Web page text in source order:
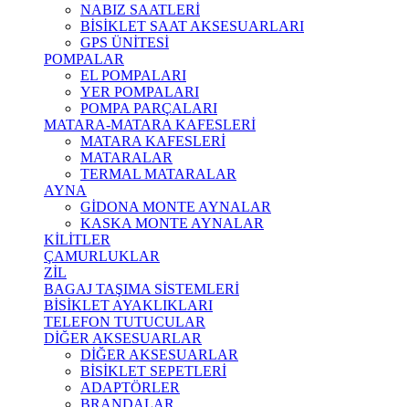
NABIZ SAATLERİ
BİSİKLET SAAT AKSESUARLARI
GPS ÜNİTESİ
POMPALAR
EL POMPALARI
YER POMPALARI
POMPA PARÇALARI
MATARA-MATARA KAFESLERİ
MATARA KAFESLERİ
MATARALAR
TERMAL MATARALAR
AYNA
GİDONA MONTE AYNALAR
KASKA MONTE AYNALAR
KİLİTLER
ÇAMURLUKLAR
ZİL
BAGAJ TAŞIMA SİSTEMLERİ
BİSİKLET AYAKLIKLARI
TELEFON TUTUCULAR
DİĞER AKSESUARLAR
DİĞER AKSESUARLAR
BİSİKLET SEPETLERİ
ADAPTÖRLER
BRANDALAR